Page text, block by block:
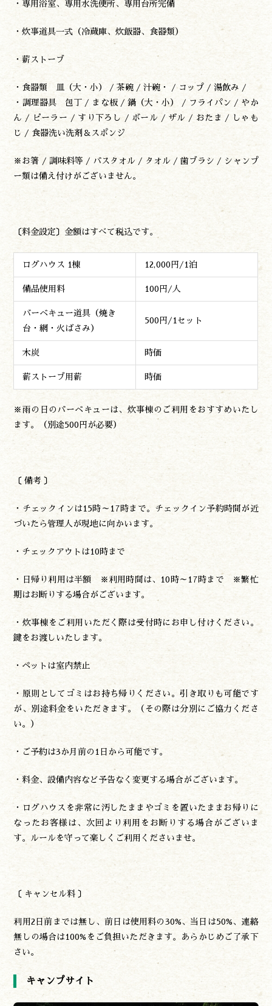
・専用浴室、専用水洗便所、専用台所完備
・炊事道具一式（冷蔵庫、炊飯器、食器類）
・薪ストーブ
・食器類 皿（大・小） / 茶碗 / 汁碗・ / コップ / 湯飲み /
・調理器具 包丁 / まな板 / 鍋（大・小） / フライパン / やか
ん / ピーラー / すり下ろし / ボール / ザル / おたま / しゃも
じ / 食器洗い洗剤＆スポンジ
※お箸 / 調味料等 / バスタオル / タオル / 歯ブラシ / シャンプ
ー類は備え付けがございません。
〔料金設定〕金額はすべて税込です。
ログハウス 1棟 12,000円/1泊
備品使用料 100円/人
バーベキュー道具（焼き
台・網・火ばさみ）
500円/1セット
木炭 時価
薪ストーブ用薪 時価
※雨の日のバーベキューは、炊事棟のご利用をおすすめいたし
ます。（別途500円が必要）
〔 備考 〕
・チェックインは15時～17時まで。チェックイン予約時間が近
づいたら管理人が現地に向かいます。
・チェックアウトは10時まで
・日帰り利用は半額 ※利用時間は、10時～17時まで ※繁忙
期はお断りする場合がございます。
・炊事棟をご利用いただく際は受付時にお申し付けください。
鍵をお渡しいたします。
・ペットは室内禁止
・原則としてゴミはお持ち帰りください。引き取りも可能です
が、別途料金をいただきます。（その際は分別にご協力くださ
い。）
・ご予約は3か月前の1日から可能です。
・料金、設備内容など予告なく変更する場合がございます。
・ログハウスを非常に汚したままやゴミを置いたままお帰りに
なったお客様は、次回より利用をお断りする場合がございま
す。ルールを守って楽しくご利用くださいませ。
〔 キャンセル料 〕
利用2日前までは無し、前日は使用料の30%、当日は50%、連絡
無しの場合は100%をご負担いただきます。あらかじめご了承下
さい。
キャンプサイト
お問い合わせ
プライバシーポリシー
諸塚村観光協会
〒883-1301
宮崎県東臼杵郡諸塚村家代3068しいたけの館21内
TEL: 0982-65-0178